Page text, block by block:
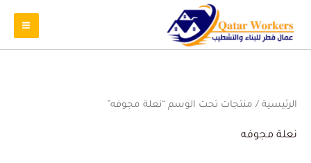
الرئيسية / منتجات تحت الوسم “نعلة مجوفه”
نعلة مجوفه